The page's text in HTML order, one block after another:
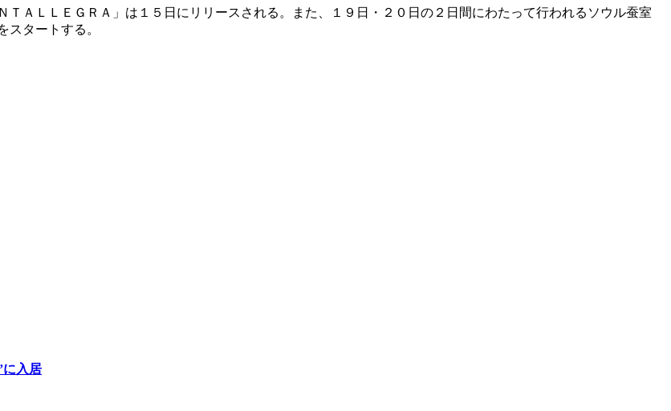
ＡＬＬＥＧＲＡ」は１５日にリリースされる。また、１９日・２０日の２日間にわたって行われるソウル蚕室
スタートする。
に入居